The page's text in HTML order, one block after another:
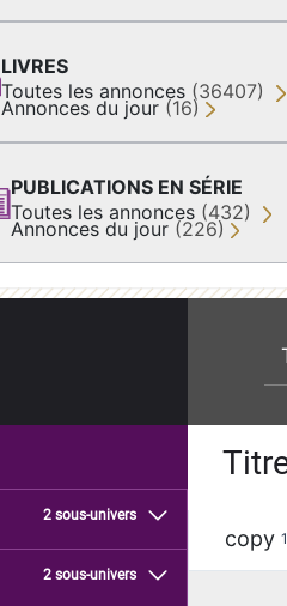
LIVRES
Toutes les annonces (36407)
Annonces du jour (16)
PUBLICATIONS EN SÉRIE
Toutes les annonces (432)
Annonces du jour (226)
2 sous-univers
2 sous-univers
copy